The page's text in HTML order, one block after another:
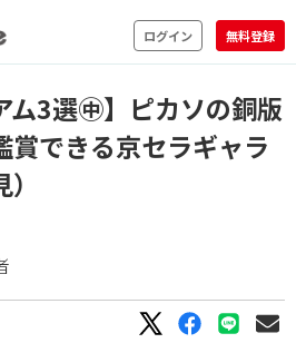
ログイン 無料登録
ム3選㊥】ピカソの銅版
賞できる京セラギャラ